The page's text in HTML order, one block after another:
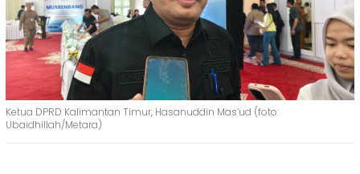
Ketua DPRD Kalimantan Timur, Hasanuddin Mas’ud (foto:
Ubaidhillah/Metara)